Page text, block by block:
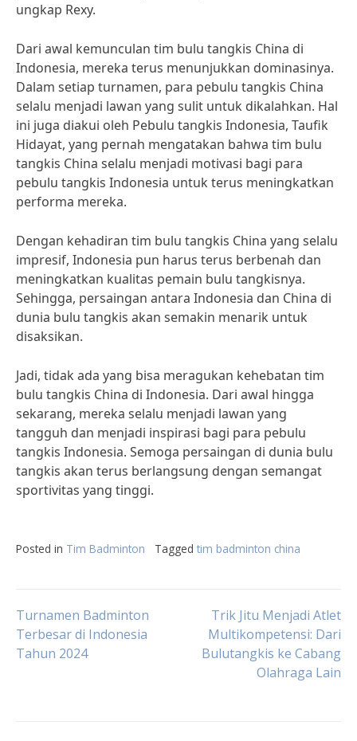
ungkap Rexy.
Dari awal kemunculan tim bulu tangkis China di
Indonesia, mereka terus menunjukkan dominasinya.
Dalam setiap turnamen, para pebulu tangkis China
selalu menjadi lawan yang sulit untuk dikalahkan. Hal
ini juga diakui oleh Pebulu tangkis Indonesia, Taufik
Hidayat, yang pernah mengatakan bahwa tim bulu
tangkis China selalu menjadi motivasi bagi para
pebulu tangkis Indonesia untuk terus meningkatkan
performa mereka.
Dengan kehadiran tim bulu tangkis China yang selalu
impresif, Indonesia pun harus terus berbenah dan
meningkatkan kualitas pemain bulu tangkisnya.
Sehingga, persaingan antara Indonesia dan China di
dunia bulu tangkis akan semakin menarik untuk
disaksikan.
Jadi, tidak ada yang bisa meragukan kehebatan tim
bulu tangkis China di Indonesia. Dari awal hingga
sekarang, mereka selalu menjadi lawan yang
tangguh dan menjadi inspirasi bagi para pebulu
tangkis Indonesia. Semoga persaingan di dunia bulu
tangkis akan terus berlangsung dengan semangat
sportivitas yang tinggi.
Posted in Tim Badminton Tagged tim badminton china
Post
navigation
Turnamen Badminton
Terbesar di Indonesia
Tahun 2024
Trik Jitu Menjadi Atlet
Multikompetensi: Dari
Bulutangkis ke Cabang
Olahraga Lain